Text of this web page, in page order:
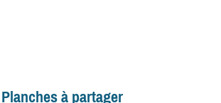
Planches à partager